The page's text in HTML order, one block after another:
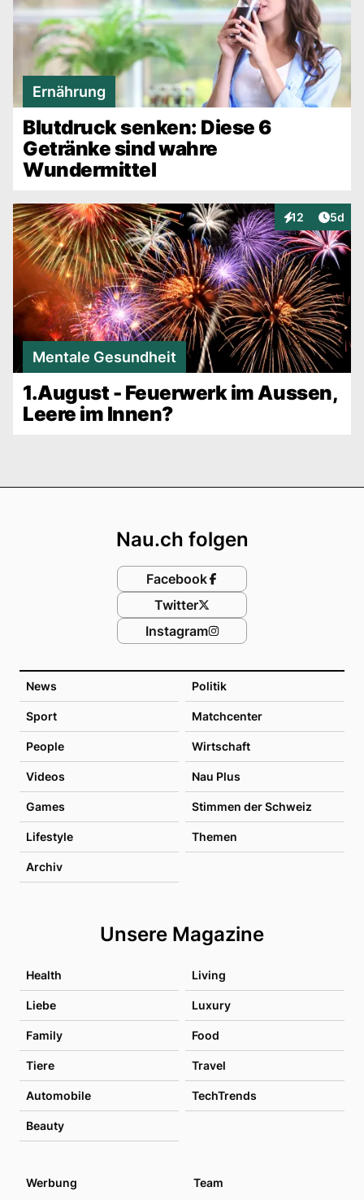
Ernährung
Blutdruck senken: Diese 6
Getränke sind wahre
Wundermittel
12
Interaktionen
5d
Mentale Gesundheit
1.August - Feuerwerk im Aussen,
Leere im Innen?
News Politik
Sport Matchcenter
People Wirtschaft
Videos Nau Plus
Games Stimmen der Schweiz
Lifestyle Themen
Archiv
Unsere Magazine
Health Living
Liebe Luxury
Family Food
Tiere Travel
Automobile TechTrends
Beauty
Nau.ch folgen
Facebook
Twitter
Instagram
Werbung Team